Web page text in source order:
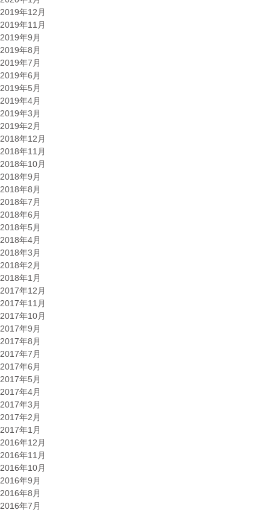
2019年12月
2019年11月
2019年9月
2019年8月
2019年7月
2019年6月
2019年5月
2019年4月
2019年3月
2019年2月
2018年12月
2018年11月
2018年10月
2018年9月
2018年8月
2018年7月
2018年6月
2018年5月
2018年4月
2018年3月
2018年2月
2018年1月
2017年12月
2017年11月
2017年10月
2017年9月
2017年8月
2017年7月
2017年6月
2017年5月
2017年4月
2017年3月
2017年2月
2017年1月
2016年12月
2016年11月
2016年10月
2016年9月
2016年8月
2016年7月